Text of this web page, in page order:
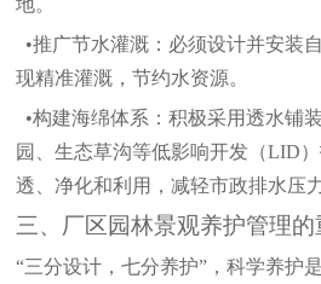
地。
•推广节水灌溉： 必须设计并安装
现精准灌溉，节约水资源。
•构建海绵体系：积极采用透水铺
园、生态草沟等低影响开发（LID
透、净化和利用，减轻市政排水压
三、厂区园林景观养护管理的
“三分设计，七分养护”，科学养护